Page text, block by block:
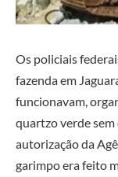
Os policiais
fazenda em
funcionavam,
quartzo verde
autorização da
garimpo era feito